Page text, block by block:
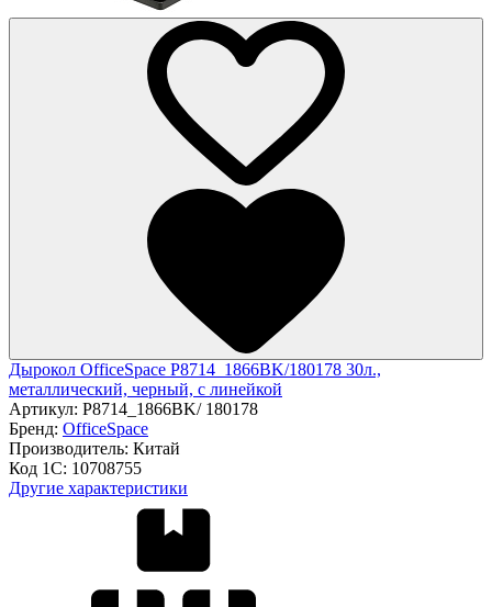
Дырокол OfficeSpace P8714_1866BK/180178 30л.,
металлический, черный, с линейкой
Артикул: P8714_1866BK/ 180178
Бренд: OfficeSpace
Производитель: Китай
Код 1С: 10708755
Другие характеристики